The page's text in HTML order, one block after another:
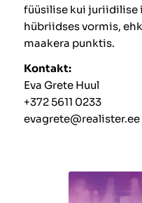
füüsilise kui juriidilise
hübriidses vormis,
maakera punktis.
Kontakt:
Eva Grete Huul
+372 5611 0233
evagrete@realister.ee